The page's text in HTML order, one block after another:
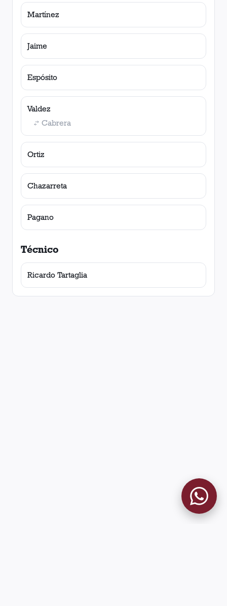
Martínez
Jaime
Espósito
Valdez
Cabrera
Ortiz
Chazarreta
Pagano
Técnico
Ricardo Tartaglia